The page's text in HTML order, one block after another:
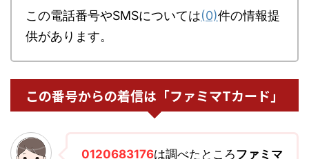
この電話番号やSMSについては(0)件の情報提
供があります。
この番号からの着信は「ファミマTカード」
0120683176は調べたところファミマ